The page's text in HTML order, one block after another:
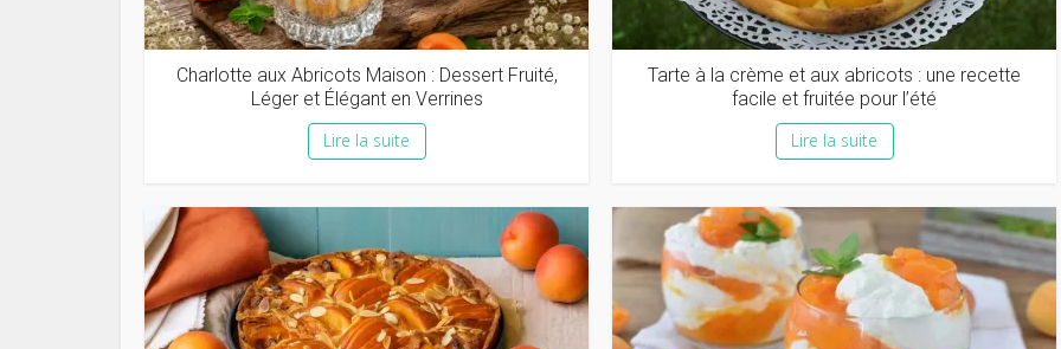
Charlotte aux Abricots Maison : Dessert Fruité,
Léger et Élégant en Verrines
Lire la suite
Tarte à la crème et aux abricots : une recette
facile et fruitée pour l’été
Lire la suite